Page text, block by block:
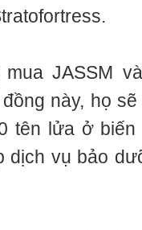
JASSM
này, họ
tên lửa ở biến
dịch vụ bảo